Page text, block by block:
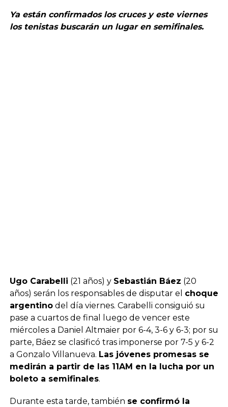
Ya están confirmados los cruces y este viernes
los tenistas buscarán un lugar en semifinales.
Ugo Carabelli (21 años) y Sebastián Báez (20
años) serán los responsables de disputar el choque
argentinodel día viernes. Carabelli consiguió su
pase a cuartos de final luego de vencer este
miércoles a Daniel Altmaier por 6-4, 3-6 y 6-3; por su
parte, Báez se clasificó tras imponerse por 7-5 y 6-2
a Gonzalo Villanueva. Las jóvenes promesas se
medirán a partir de las 11AM en la lucha por un
boleto a semifinales.
Durante esta tarde, también se confirmó la